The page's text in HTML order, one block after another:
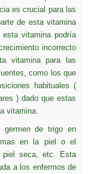
es crucial para las
de esta vitamina
vitamina podría
incorrecto
vitamina para las
como los que
habituales (
) dado que estas
vitamina.
germen de trigo en
en la piel o el
piel seca, etc.
Esta
a los enfermos de